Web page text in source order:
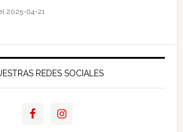
2025-04-21
REDES SOCIALES